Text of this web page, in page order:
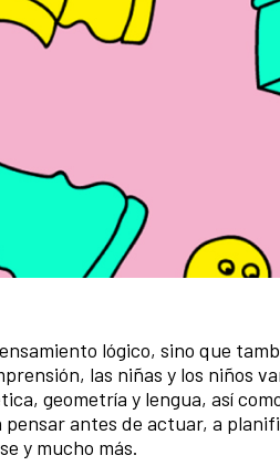
lógico, sino que
las niñas y los niños
geometría y lengua, así
antes de actuar, a
y mucho más.